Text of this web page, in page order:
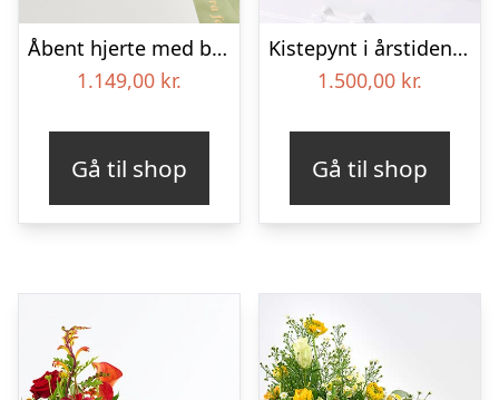
Åbent hjerte med bånd – Floristens kreative valg
1.149,00 kr.
Gå til shop
Kistepynt i årstidens blomster – Blomster til begravelse
1.500,00 kr.
Gå til shop